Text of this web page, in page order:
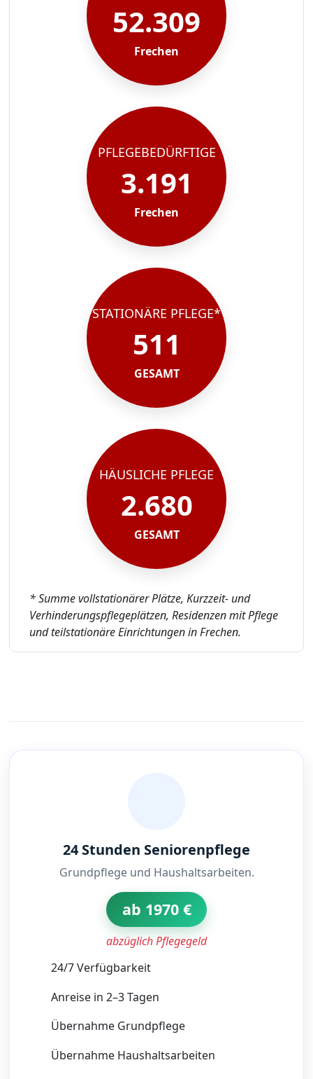
52.309
Frechen
PFLEGEBEDÜRFTIGE
3.191
Frechen
STATIONÄRE PFLEGE*
511
GESAMT
HÄUSLICHE PFLEGE
2.680
GESAMT
* Summe vollstationärer Plätze, Kurzzeit- und
Verhinderungspflegeplätzen, Residenzen mit Pflege
und teilstationäre Einrichtungen in Frechen.
24 Stunden Seniorenpflege
Grundpflege und Haushaltsarbeiten.
ab 1970 €
abzüglich Pflegegeld
24/7 Verfügbarkeit
Anreise in 2–3 Tagen
Übernahme Grundpflege
Übernahme Haushaltsarbeiten